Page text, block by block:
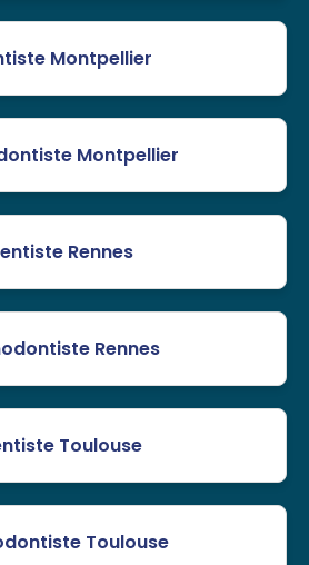
Montpellier
Montpellier
Rennes
Rennes
Toulouse
Toulouse